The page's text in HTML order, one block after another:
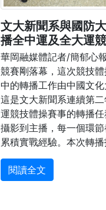
文大新聞系與國防
播全中運及全大運
華岡融媒體記者/簡郁心
競賽剛落幕，這次競技
中的轉播工作由中國文化
這是文大新聞系連續第
運競技體操賽事的轉播任
攝影到主播，每一個環節
累積實戰經驗。本次轉
閱讀全文